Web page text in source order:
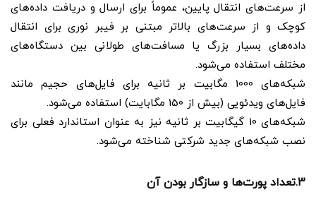
از سرعت‌های انتقال پایین، عموماً برای ارسال و دریافت داده‌های
کوچک و از سرعت‌های بالاتر مبتنی بر فیبر نوری برای انتقال
داده‌های بسیار بزرگ یا مسافت‌های طولانی بین دستگاه‌های
مختلف استفاده می‌شود.
شبکه‌های 1000 مگابیت بر ثانیه برای فایل‌های حجیم مانند
فایل‌های ویدئویی (بیش از 150 مگابایت) استفاده می‌شود.
شبکه‌های 10 گیگابیت بر ثانیه نیز به عنوان استاندارد فعلی برای
نصب شبکه‌های جدید شرکتی شناخته می‌شود.
3.تعداد پورت‌ها و سازگار بودن آن‌